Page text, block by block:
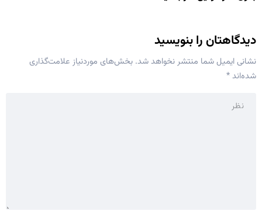
دیدگاهتان را بنویسید
نشانی ایمیل شما منتشر نخواهد شد. بخش‌های موردنیاز علامت‌گذاری
شده‌اند*